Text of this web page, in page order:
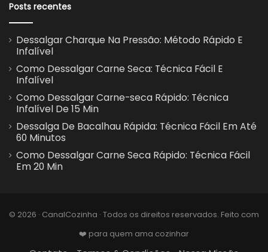
Posts recentes
Dessalgar Charque Na Pressão: Método Rápido E
Infalível
Como Dessalgar Carne Seca: Técnica Fácil E
Infalível
Como Dessalgar Carne-seca Rápido: Técnica
Infalível De 15 Min
Dessalga De Bacalhau Rápida: Técnica Fácil Em Até
60 Minutos
Como Dessalgar Carne Seca Rápido: Técnica Fácil
Em 20 Min
© 2026 · CanalCozinha · Todos os direitos reservados. Feito com
❤️ para quem ama cozinhar